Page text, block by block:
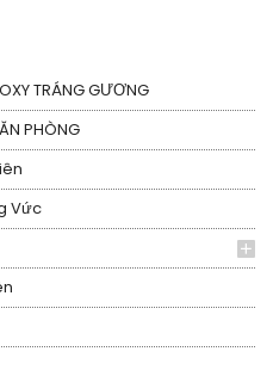
TRÁNG GƯƠNG
PHÒNG
Vức